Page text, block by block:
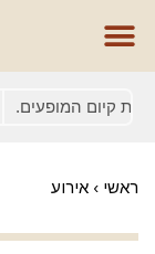
קיום המופעים.
ראשי › אירוע